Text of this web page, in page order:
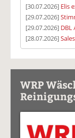
[30.07.2026] Elis
[29.07.2026]
[29.07.2026]
[28.07.2026]
WRP